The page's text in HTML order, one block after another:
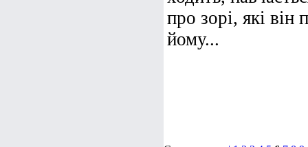
про зорі, які він
йому...